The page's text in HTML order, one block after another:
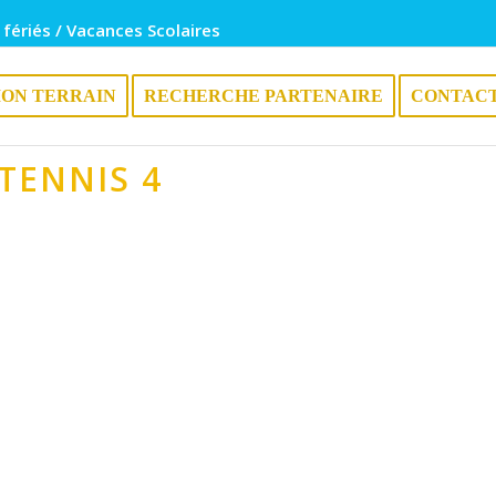
/ Vacances Scolaires
TERRAIN RECHERCHE PARTENAIRE
4